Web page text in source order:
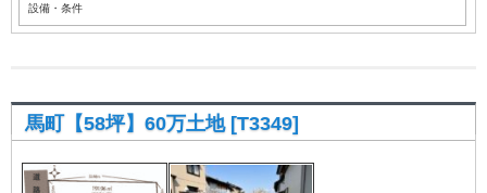
設備・条件
馬町【58坪】60万土地 [T3349]